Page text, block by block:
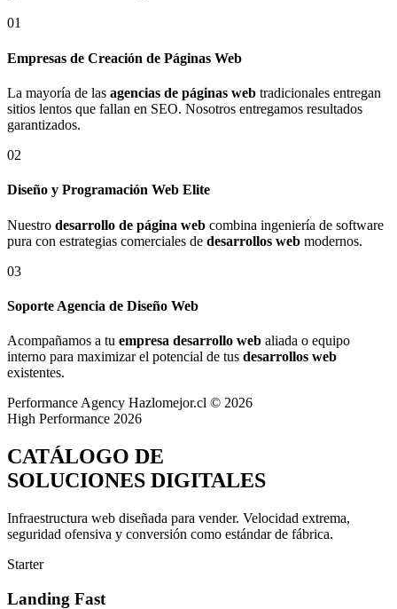
01
Empresas de Creación de Páginas Web
La mayoría de las agencias de páginas web tradicionales entregan
sitios lentos que fallan en SEO. Nosotros entregamos resultados
garantizados.
02
Diseño y Programación Web Elite
Nuestro desarrollo de página web combina ingeniería de software
pura con estrategias comerciales de desarrollos web modernos.
03
Soporte Agencia de Diseño Web
Acompañamos a tu empresa desarrollo web aliada o equipo
interno para maximizar el potencial de tus desarrollos web
existentes.
Performance Agency Hazlomejor.cl © 2026
High Performance 2026
CATÁLOGO DE
SOLUCIONES DIGITALES
Infraestructura web diseñada para vender. Velocidad extrema,
seguridad ofensiva y conversión como estándar de fábrica.
Starter
Landing Fast